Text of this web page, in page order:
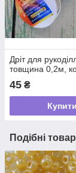
Дріт для
товщина 0,2м,
45 ₴
Купити
Подібні